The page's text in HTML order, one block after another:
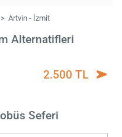
Artvin - İzmit
Alternatifleri
2.500 TL
Seferi